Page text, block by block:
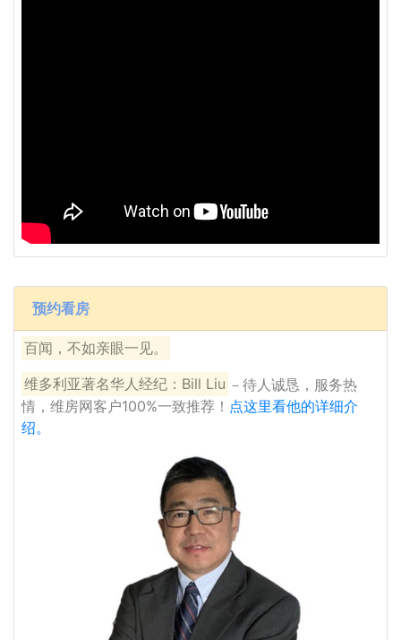
预约看房
百闻，不如亲眼一见。
维多利亚著名华人经纪：Bill Liu －待人诚恳，服务热
情，维房网客户100%一致推荐！ 点这里看他的详细介
绍。